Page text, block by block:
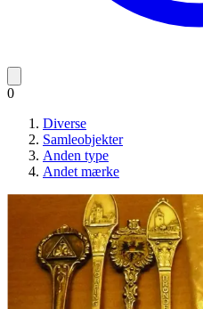
0
Diverse
Samleobjekter
Anden type
Andet mærke